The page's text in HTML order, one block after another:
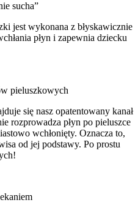
sucha”
jest wykonana z błyskawicznie
płyn i zapewnia dziecku
pieluszkowych
się nasz opatentowany kanał
rozprowadza płyn po pieluszce
wchłonięty. Oznacza to,
od jej podstawy. Po prostu